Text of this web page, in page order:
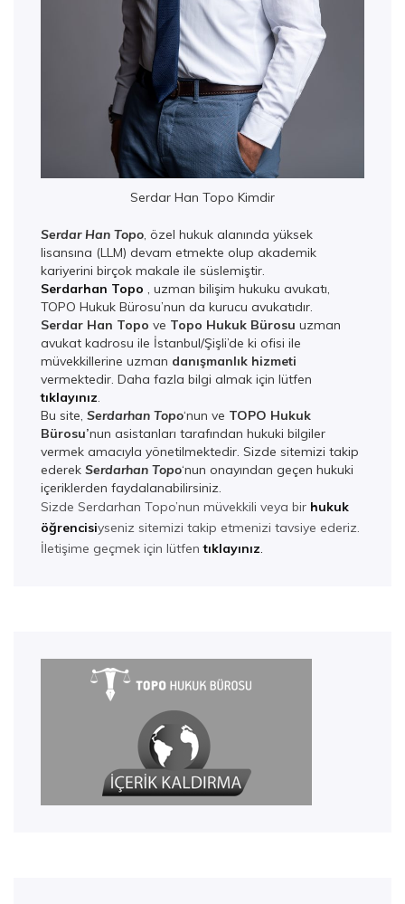
Serdar Han Topo Kimdir
Serdar Han Topo, özel hukuk alanında yüksek
lisansına (LLM) devam etmekte olup akademik
kariyerini birçok makale ile süslemiştir.
Serdarhan Topo , uzman bilişim hukuku avukatı,
TOPO Hukuk Bürosu’nun da kurucu avukatıdır.
Serdar Han Topo ve Topo Hukuk Bürosu uzman
avukat kadrosu ile İstanbul/Şişli’de ki ofisi ile
müvekkillerine uzman danışmanlık hizmeti
vermektedir. Daha fazla bilgi almak için lütfen
tıklayınız.
Bu site, Serdarhan Topo‘nun ve TOPO Hukuk
Bürosu’nun asistanları tarafından hukuki bilgiler
vermek amacıyla yönetilmektedir. Sizde sitemizi takip
ederek Serdarhan Topo‘nun onayından geçen hukuki
içeriklerden faydalanabilirsiniz.
Sizde Serdarhan Topo’nun müvekkili veya bir hukuk
öğrencisiyseniz sitemizi takip etmenizi tavsiye ederiz.
İletişime geçmek için lütfentıklayınız.